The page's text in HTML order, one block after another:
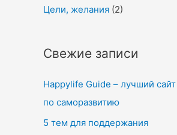
Цели, желания (2)
Свежие записи
Happylife Guide – лучший сайт
по саморазвитию
5 тем для поддержания